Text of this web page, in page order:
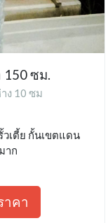
150 ซม.
ง 10 ซม
เตี้ย กั้นเขตแดน
าก
าคา